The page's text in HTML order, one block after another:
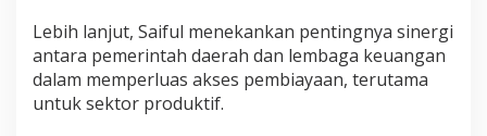
Lebih lanjut, Saiful menekankan pentingnya sinergi
antara pemerintah daerah dan lembaga keuangan
dalam memperluas akses pembiayaan, terutama
untuk sektor produktif.